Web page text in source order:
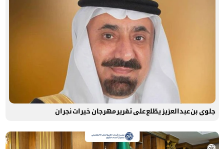
جلوي بن عبدالعزيز يطّلع على تقرير مهرجان خيرات نجران